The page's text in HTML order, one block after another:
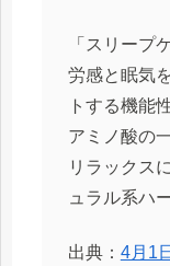
「スリープ
労感と眠気
トする機能
アミノ酸の
リラックス
ュラル系ハ
出典： 4月1